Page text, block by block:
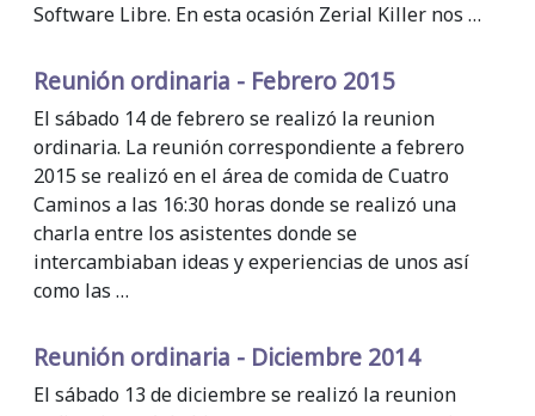
Software Libre. En esta ocasión Zerial Killer nos …
Reunión ordinaria - Febrero 2015
El sábado 14 de febrero se realizó la reunion
ordinaria. La reunión correspondiente a febrero
2015 se realizó en el área de comida de Cuatro
Caminos a las 16:30 horas donde se realizó una
charla entre los asistentes donde se
intercambiaban ideas y experiencias de unos así
como las …
Reunión ordinaria - Diciembre 2014
El sábado 13 de diciembre se realizó la reunion